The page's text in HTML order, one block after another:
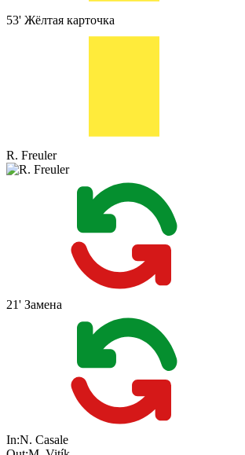
53' Жёлтая карточка
R. Freuler
21' Замена
In:N. Casale